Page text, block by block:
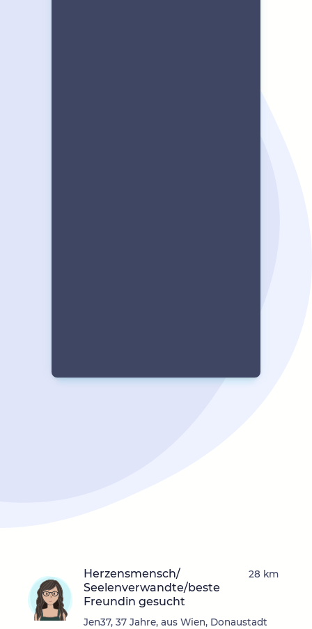
Herzensmensch/
Seelenverwandte/beste
Freundin gesucht
Jen37, 37 Jahre, aus Wien, Donaustadt
28 km